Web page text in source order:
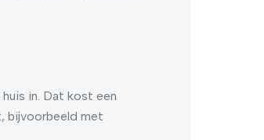
in. Dat kost een
bijvoorbeeld met